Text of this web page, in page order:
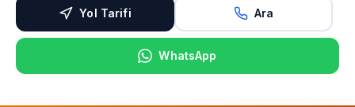
Yol Tarifi Ara
WhatsApp